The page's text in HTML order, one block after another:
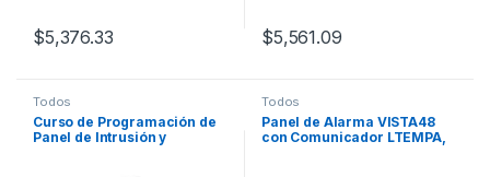
$5,376.33 $5,561.09
Todos
Curso de Programación de
Panel de Intrusión y
Todos
Panel de Alarma VISTA48
con Comunicador LTEMPA,